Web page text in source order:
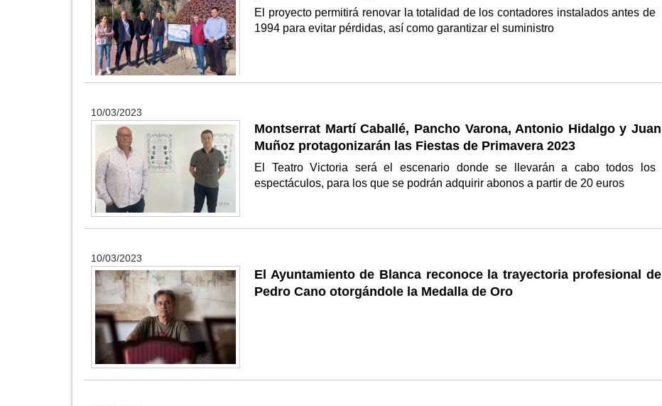
El proyecto permitirá renovar la totalidad de los contadores instalados antes de
1994 para evitar pérdidas, así como garantizar el suministro
10/03/2023
Montserrat Martí Caballé, Pancho Varona, Antonio Hidalgo y Juan
Muñoz protagonizarán las Fiestas de Primavera 2023
El Teatro Victoria será el escenario donde se llevarán a cabo todos los
espectáculos, para los que se podrán adquirir abonos a partir de 20 euros
10/03/2023
El Ayuntamiento de Blanca reconoce la trayectoria profesional de
Pedro Cano otorgándole la Medalla de Oro